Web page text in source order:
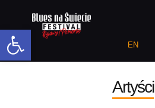
Open toolbar EN
Artyści
ARTYŚCI 2026
PROGRAM 2026